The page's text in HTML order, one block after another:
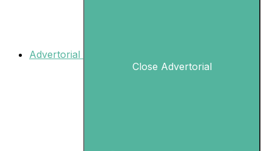
Advertorial
Close Advertorial